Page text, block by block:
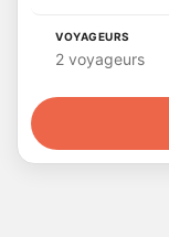
VOYAGEURS
2 voyageurs